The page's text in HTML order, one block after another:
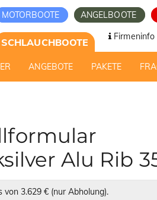
MOTORBOOTE ANGELBOOTE
SCHLAUCHBOOTE Firmeninfo
ANGEBOTE PAKETE
Alu Rib